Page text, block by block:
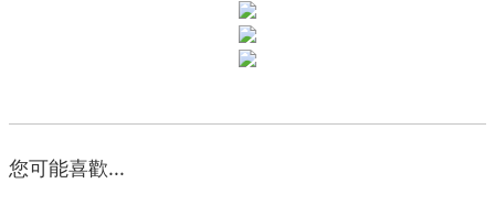
您可能喜歡...